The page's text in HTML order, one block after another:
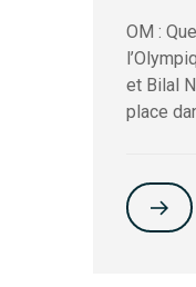
OM :
et Bilal
place